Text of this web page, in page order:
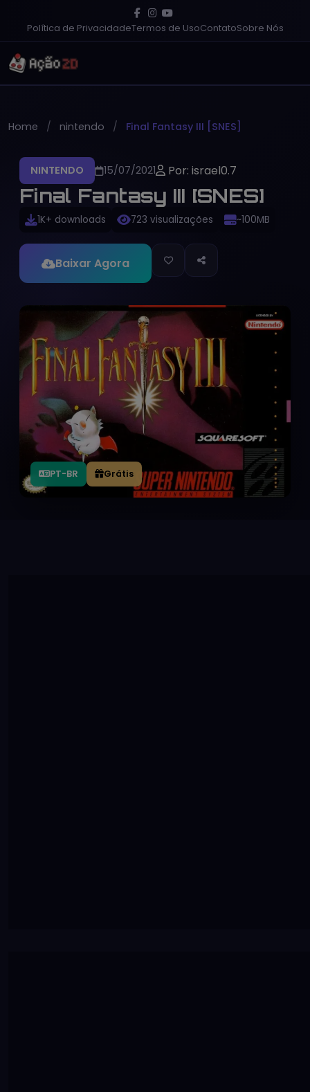
Política de PrivacidadeTermos de UsoContatoSobre Nós
Home nintendo Final Fantasy III [SNES]
NINTENDO 15/07/2021 Por: israel0.7
Final Fantasy III [SNES]
1K+ downloads 723 visualizações ~100MB
Baixar Agora
PT-BR Grátis